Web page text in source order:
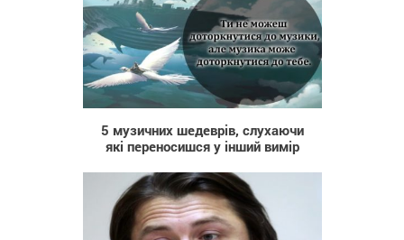
1 719
5 музичних шедеврів, слухаючи
які переносишся у інший вимір